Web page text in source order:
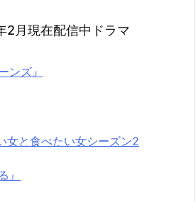
月現在配信中ドラマ
ンズ』
女と食べたい女シーズン2
』